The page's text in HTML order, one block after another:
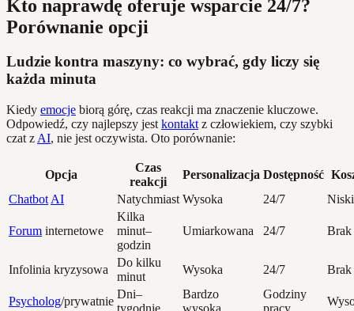
Kto naprawdę oferuje wsparcie 24/7?
Porównanie opcji
Ludzie kontra maszyny: co wybrać, gdy liczy się
każda minuta
Kiedy emocje biorą górę, czas reakcji ma znaczenie kluczowe.
Odpowiedź, czy najlepszy jest kontakt z człowiekiem, czy szybki
czat z AI, nie jest oczywista. Oto porównanie:
Opcja
Czas
reakcji
Personalizacja Dostępność
Chatbot AI Natychmiast Wysoka 24/7 Niski
Forum internetowe
Kilka
minut–
godzin
Umiarkowana 24/7 Brak
Infolinia kryzysowa
Do kilku
minut
Wysoka 24/7 Brak
Psycholog/prywatnie
Dni–
Bardzo
Godziny